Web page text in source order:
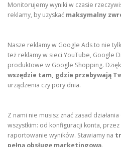
Monitorujemy wyniki w czasie
reklamy, by uzyskać maksymalny
Nasze reklamy w Google Ads to nie
też reklamy w sieci YouTube, Google
produktowe w Google Shopping.
wszędzie tam, gdzie przebywają
urządzenia czy pory dnia.
Z nami nie musisz znać zasad
wszystkim: od konfiguracji konta,
raportowanie wyników. Stawiamy na